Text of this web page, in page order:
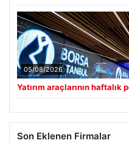
05/08/2026
Yatırım araçlarının haftalık
Son Eklenen Firmalar